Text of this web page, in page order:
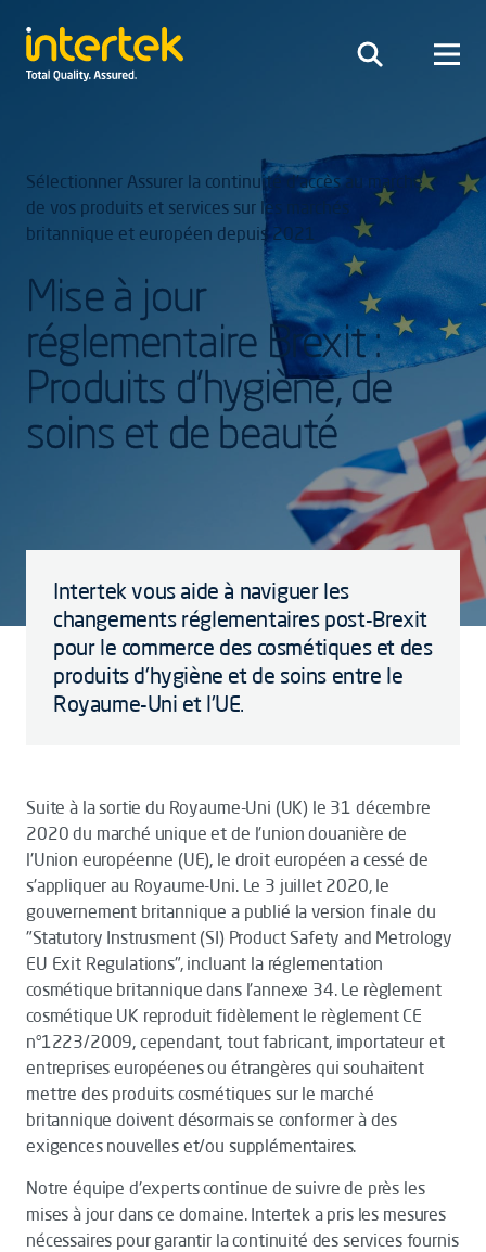
Sélectionner Assurer la continuité d'accès au marché
de vos produits et services sur les marchés
britannique et européen depuis 2021
Mise à jour
réglementaire Brexit :
Produits d'hygiène, de
soins et de beauté
Intertek vous aide à naviguer les
changements réglementaires post-Brexit
pour le commerce des cosmétiques et des
produits d'hygiène et de soins entre le
Royaume-Uni et l'UE.
Suite à la sortie du Royaume-Uni (UK) le 31 décembre
2020 du marché unique et de l'union douanière de
l'Union européenne (UE), le droit européen a cessé de
s'appliquer au Royaume-Uni. Le 3 juillet 2020, le
gouvernement britannique a publié la version finale du
"Statutory Instrusment (SI) Product Safety and Metrology
EU Exit Regulations", incluant la réglementation
cosmétique britannique dans l'annexe 34. Le règlement
cosmétique UK reproduit fidèlement le règlement CE
n°1223/2009, cependant, tout fabricant, importateur et
entreprises européenes ou étrangères qui souhaitent
mettre des produits cosmétiques sur le marché
britannique doivent désormais se conformer à des
exigences nouvelles et/ou supplémentaires.
Notre équipe d'experts continue de suivre de près les
mises à jour dans ce domaine. Intertek a pris les mesures
nécessaires pour garantir la continuité des services fournis